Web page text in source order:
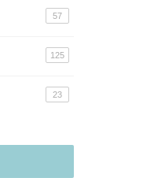
57
125
23